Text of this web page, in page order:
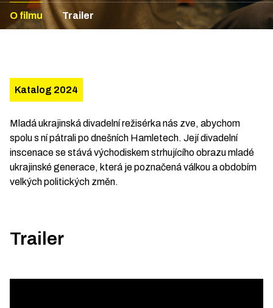
O filmu Trailer
Katalog 2024
Mladá ukrajinská divadelní režisérka nás zve, abychom
spolu s ní pátrali po dnešních Hamletech. Její divadelní
inscenace se stává východiskem strhujícího obrazu mladé
ukrajinské generace, která je poznačená válkou a obdobím
velkých politických změn.
Trailer